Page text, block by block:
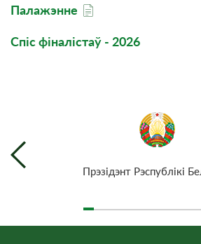
Палажэнне
Спіс фіналістаў - 2026
Прэзiдэнт Рэспублiкi